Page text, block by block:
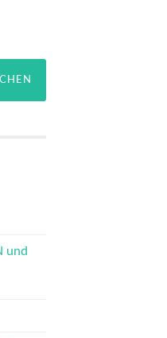
und